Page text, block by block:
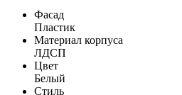
Фасад
Пластик
Материал корпуса
ЛДСП
Цвет
Белый
Стиль